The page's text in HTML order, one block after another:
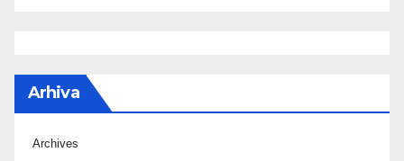
Arhiva
Archives